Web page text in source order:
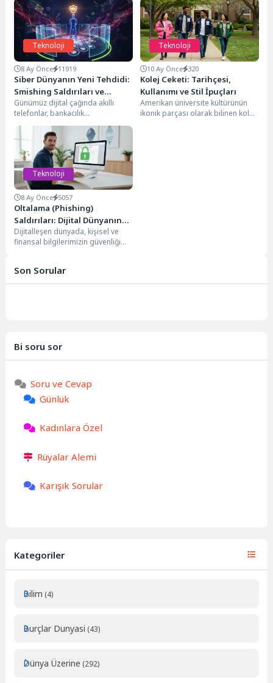
Teknoloji
8 Ay Önce 11919
Siber Dünyanın Yeni Tehdidi:
Smishing Saldırıları ve
Korunma Yolları
Günümüz dijital çağında akıllı
telefonlar, bankacılık
işlemlerinden resmi duyurulara
kadar hayatımızın vazgeçilmez bir
parçası haline...
Teknoloji
10 Ay Önce 320
Kolej Ceketi: Tarihçesi,
Kullanımı ve Stil İpuçları
Amerikan üniversite kültürünün
ikonik parçası olarak bilinen kolej
Teknoloji
8 Ay Önce 5057
Oltalama (Phishing)
Saldırıları: Dijital Dünyanın
Gizli Tehlikesi
Dijitalleşen dünyada, kişisel ve
finansal bilgilerimizin güvenliği
Son Sorular
Bi soru sor
Soru ve Cevap
Günlük
Kadınlara Özel
Rüyalar Alemi
Karışık Sorular
Kategoriler
Bilim (4)
Burçlar Dunyasi (43)
Dünya Üzerine (292)